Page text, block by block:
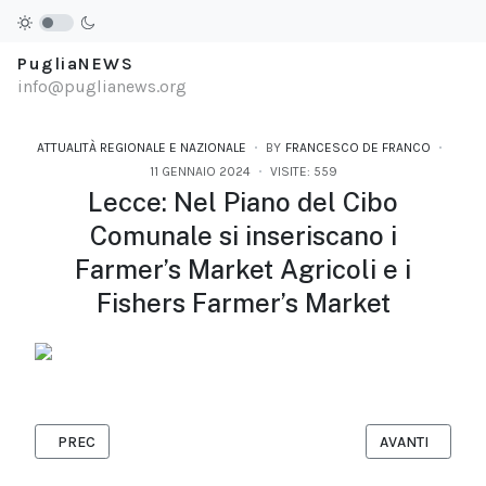
PugliaNEWS
info@puglianews.org
ATTUALITÀ REGIONALE E NAZIONALE BY FRANCESCO DE FRANCO
11 GENNAIO 2024
VISITE: 559
Lecce: Nel Piano del Cibo
Comunale si inseriscano i
Farmer’s Market Agricoli e i
Fishers Farmer’s Market
ARTICOLO PRECEDENTE: "ME STESSO" È IL NUOVO SINGOLO DI
PREC ARTICOLO
AVANTI